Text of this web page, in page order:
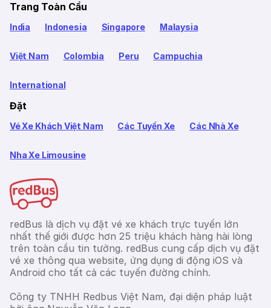
Trang Toàn Cầu
India Indonesia Singapore Malaysia
Việt Nam Colombia Peru Campuchia
International
Đặt
Vé Xe Khách Việt Nam Các Tuyến Xe Các Nhà Xe
Nha Xe Limousine
redBus là dịch vụ đặt vé xe khách trực tuyến lớn
nhất thế giới được hơn 25 triệu khách hàng hài lòng
trên toàn cầu tin tưởng. redBus cung cấp dịch vụ đặt
vé xe thông qua website, ứng dụng di động iOS và
Android cho tất cả các tuyến đường chính.
Công ty TNHH Redbus Việt Nam, đại diện pháp luật